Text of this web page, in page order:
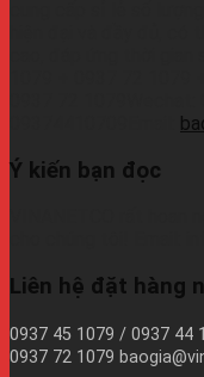
Ý kiến bạn đọc
Liên hệ đặt hàng
0937 45 1079 / 0937 44
0937 72 1079